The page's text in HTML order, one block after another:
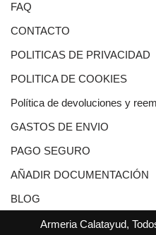
FAQ
CONTACTO
POLITICAS DE PRIVACIDAD
POLITICA DE COOKIES
Política de devoluciones y
GASTOS DE ENVIO
PAGO SEGURO
AÑADIR DOCUMENTACIÓN
BLOG
Armeria Calatayud,